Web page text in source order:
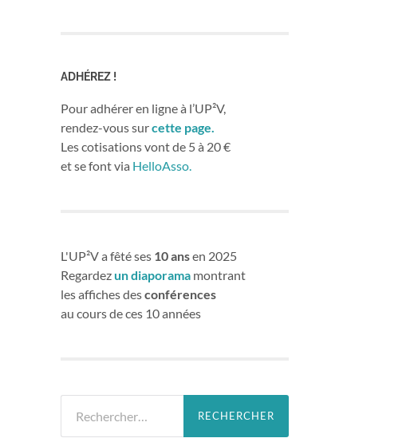
ADHÉREZ !
Pour adhérer en ligne à l’UP²V,
rendez-vous surcette page.
Les cotisations vont de 5 à 20 €
et se font via HelloAsso.
L'UP²V a fêté ses 10 ansen 2025
Regardezun diaporama montrant
les affiches desconférences
au cours de ces 10 années